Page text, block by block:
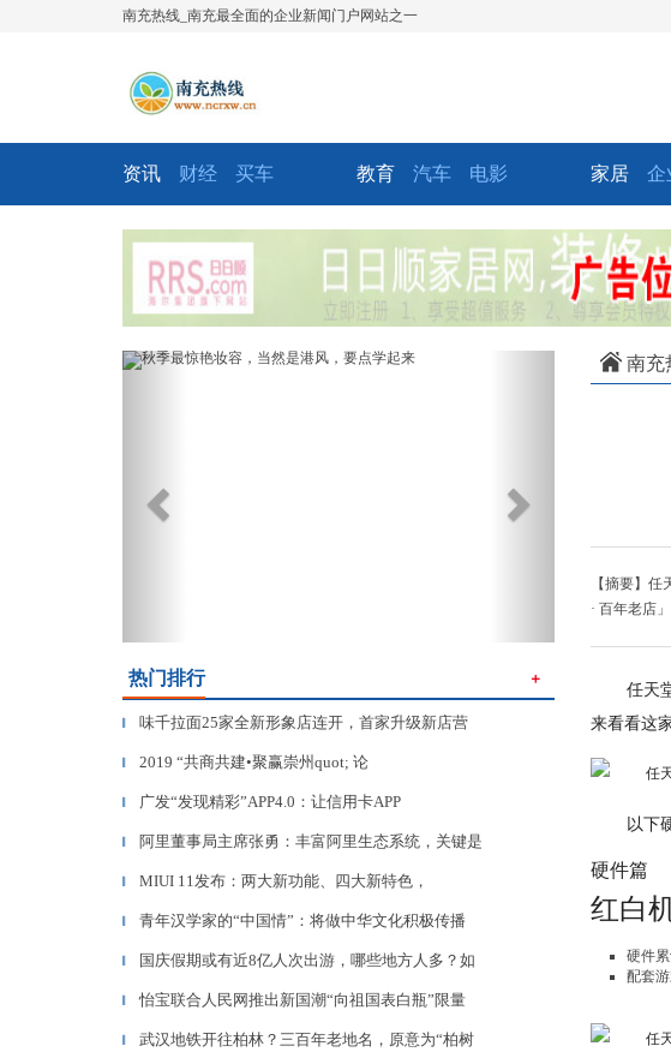
南充热线_南充最全面的企业新闻门户网站之一
资讯 财经 买车 教育 汽车 电影 家居 企
Previous
热门排行 ＋
▎ 味千拉面25家全新形象店连开，首家升级新店营
▎ 2019 “共商共建•聚赢崇州quot; 论
▎ 广发“发现精彩”APP4.0：让信用卡APP
▎ 阿里董事局主席张勇：丰富阿里生态系统，关键是
▎ MIUI 11发布：两大新功能、四大新特色，
▎ 青年汉学家的“中国情”：将做中华文化积极传播
▎ 国庆假期或有近8亿人次出游，哪些地方人多？如
▎ 怡宝联合人民网推出新国潮“向祖国表白瓶”限量
▎ 武汉地铁开往柏林？三百年老地名，原意为“柏树
南充
【摘要】
· 百年老店
任天
来看看这
以下
硬件篇
红白
硬件
配套